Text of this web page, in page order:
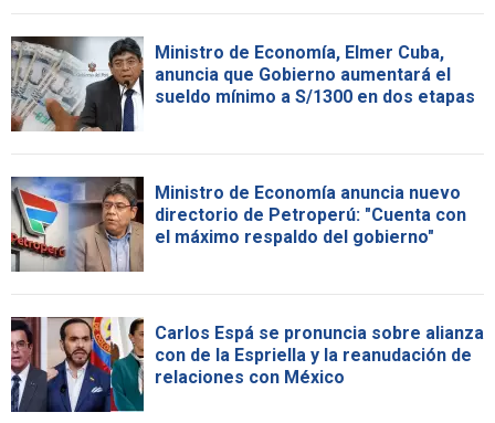
Ministro de Economía, Elmer Cuba,
anuncia que Gobierno aumentará el
sueldo mínimo a S/1300 en dos etapas
Ministro de Economía anuncia nuevo
directorio de Petroperú: "Cuenta con
el máximo respaldo del gobierno"
Carlos Espá se pronuncia sobre alianza
con de la Espriella y la reanudación de
relaciones con México